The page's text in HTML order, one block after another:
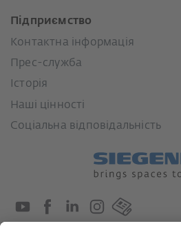
Підприємство
Контактна інформація
Прес-служба
Історія
Наші цінності
Соціальна відповідальність